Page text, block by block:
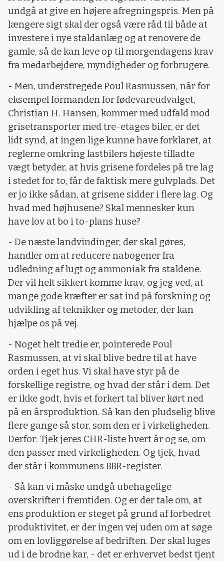
undgå at give en højere afregningspris. Men på
længere sigt skal der også være råd til både at
investere i nye staldanlæg og at renovere de
gamle, så de kan leve op til morgendagens krav
fra medarbejdere, myndigheder og forbrugere.
- Men, understregede Poul Rasmussen, når for
eksempel formanden for fødevareudvalget,
Christian H. Hansen, kommer med udfald mod
grisetransporter med tre-etages biler, er det
lidt synd, at ingen lige kunne have forklaret, at
reglerne omkring lastbilers højeste tilladte
vægt betyder, at hvis grisene fordeles på tre lag
i stedet for to, får de faktisk mere gulvplads. Det
er jo ikke sådan, at grisene sidder i flere lag. Og
hvad med højhusene? Skal mennesker kun
have lov at bo i to-plans huse?
- De næste landvindinger, der skal gøres,
handler om at reducere nabogener fra
udledning af lugt og ammoniak fra staldene.
Der vil helt sikkert komme krav, og jeg ved, at
mange gode kræfter er sat ind på forskning og
udvikling af teknikker og metoder, der kan
hjælpe os på vej.
- Noget helt tredie er, pointerede Poul
Rasmussen, at vi skal blive bedre til at have
orden i eget hus. Vi skal have styr på de
forskellige registre, og hvad der står i dem. Det
er ikke godt, hvis et forkert tal bliver kørt ned
på en årsproduktion. Så kan den pludselig blive
flere gange så stor, som den er i virkeligheden.
Derfor: Tjek jeres CHR-liste hvert år og se, om
den passer med virkeligheden. Og tjek, hvad
der står i kommunens BBR-register.
- Så kan vi måske undgå ubehagelige
overskrifter i fremtiden. Og er der tale om, at
ens produktion er steget på grund af forbedret
produktivitet, er der ingen vej uden om at søge
om en lovliggørelse af bedriften. Der skal luges
ud i de brodne kar, - det er erhvervet bedst tjent